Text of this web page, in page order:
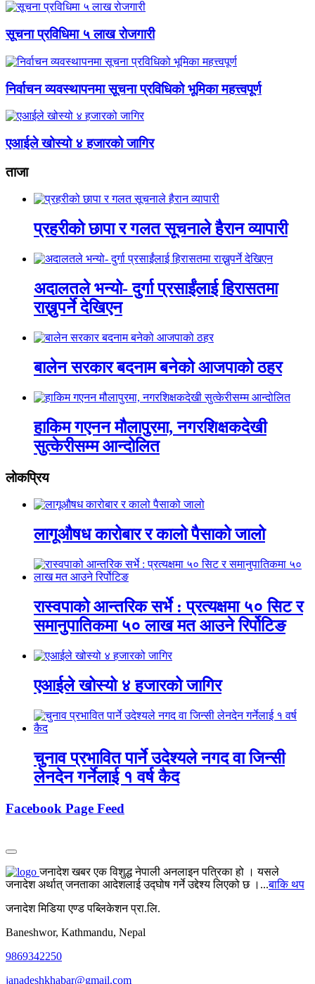
सूचना प्रविधिमा ५ लाख रोजगारी
निर्वाचन व्यवस्थापनमा सूचना प्रविधिको भूमिका महत्त्वपूर्ण
एआईले खोस्यो ४ हजारको जागिर
ताजा
प्रहरीको छापा र गलत सूचनाले हैरान व्यापारी
अदालतले भन्यो- दुर्गा प्रसाईंलाई हिरासतमा
राख्नुपर्ने देखिएन
बालेन सरकार बदनाम बनेको आजपाको ठहर
हाकिम गएनन मौलापुरमा, नगरशिक्षकदेखी
सुत्केरीसम्म आन्दोलित
लाेकप्रिय
लागूऔषध कारोबार र कालो पैसाको जालो
रास्वपाको आन्तरिक सर्भे : प्रत्यक्षमा ५० सिट र
समानुपातिकमा ५० लाख मत आउने रिर्पोटिङ
एआईले खोस्यो ४ हजारको जागिर
चुनाव प्रभावित पार्ने उदेश्यले नगद वा जिन्सी
लेनदेन गर्नेलाई १ वर्ष कैद
Facebook Page Feed
जनादेश खबर एक विशुद्ध नेपाली अनलाइन पत्रिका हो । यसले
जनादेश अर्थात् जनताका आदेशलाई उद्घोष गर्ने उद्देश्य लिएको छ ।...बाकि थप
जनादेश मिडिया एण्ड पब्लिकेशन प्रा.लि.
Baneshwor, Kathmandu, Nepal
9869342250
janadeshkhabar@gmail.com